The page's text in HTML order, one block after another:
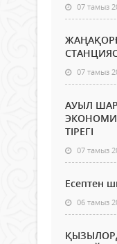
07 тамыз
07 тамыз
АУЫЛ
ТІРЕГІ
07 тамыз
Есептен
06 тамыз